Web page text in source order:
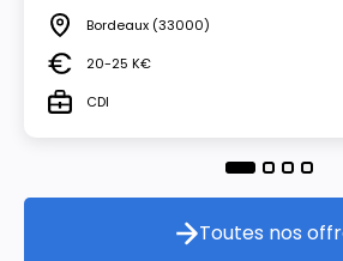
Lieu Bordeaux (33000)
Salaire20-25 K€
TypeCDI
Toutes
Toutes nos